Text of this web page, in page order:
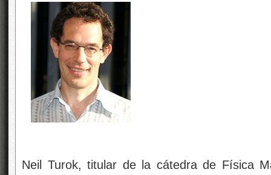
Neil Turok, titular de la cátedra de Física